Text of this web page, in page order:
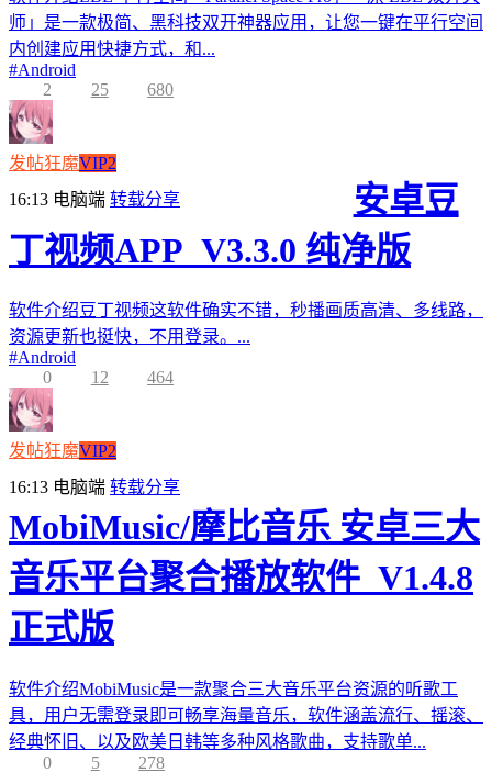
师」是一款极简、黑科技双开神器应用，让您一键在平行空间
内创建应用快捷方式，和...
#Android
2
25 680
发帖狂魔VIP2
16:13 电脑端 转载分享
安卓豆
丁视频APP_V3.3.0 纯净版
软件介绍豆丁视频这软件确实不错，秒播画质高清、多线路，
资源更新也挺快，不用登录。...
#Android
0
12 464
发帖狂魔VIP2
16:13 电脑端 转载分享
MobiMusic/摩比音乐 安卓三大
音乐平台聚合播放软件_V1.4.8
正式版
软件介绍MobiMusic是一款聚合三大音乐平台资源的听歌工
具，用户无需登录即可畅享海量音乐，软件涵盖流行、摇滚、
经典怀旧、以及欧美日韩等多种风格歌曲，支持歌单...
0
5 278